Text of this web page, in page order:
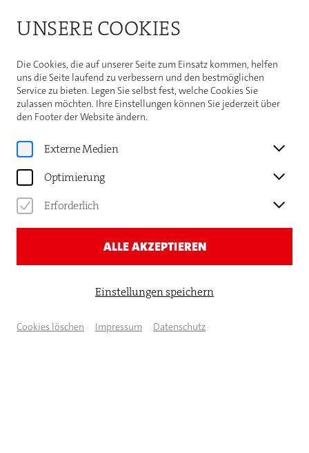
UNSERE COOKIES
Die Cookies, die auf unserer Seite zum Einsatz kommen, helfen
uns die Seite laufend zu verbessern und den bestmöglichen
Service zu bieten. Legen Sie selbst fest, welche Cookies Sie
zulassen möchten. Ihre Einstellungen können Sie jederzeit über
den Footer der Website ändern.
Externe Medien
Optimierung
Erforderlich
ALLE AKZEPTIEREN
Einstellungen speichern
Cookies löschen Impressum Datenschutz
Theaterhaus-Kasse
Weitere Informationen
Home
IHR BESUCH
Kartenkauf, Anreise, Gastronomie, Barrierefreiheit
ALLE INFOS ZU IHREM
BESUCH!